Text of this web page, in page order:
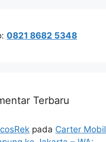
0821 8682 5348
Terbaru
pada Carter Mobil